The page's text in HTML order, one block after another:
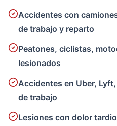
Accidentes con
de trabajo y reparto
Peatones, ciclistas,
lesionados
Accidentes en Uber,
de trabajo
Lesiones con dolor